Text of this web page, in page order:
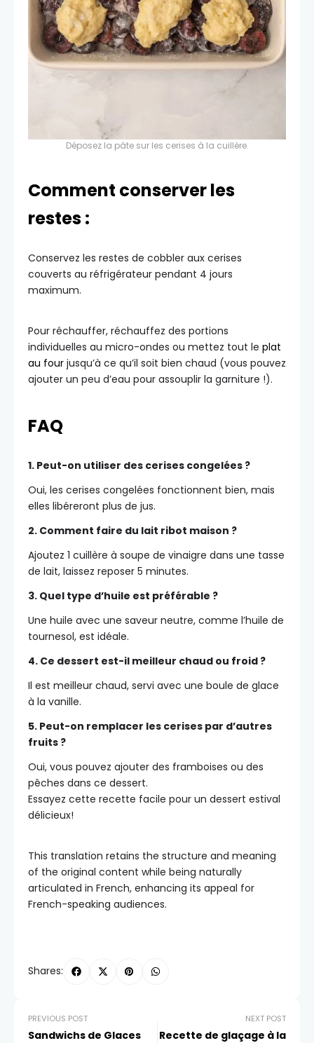
Déposez la pâte sur les cerises à la cuillère.
Comment conserver les
restes :
Conservez les restes de cobbler aux cerises
couverts au réfrigérateur pendant 4 jours
maximum.
Pour réchauffer, réchauffez des portions
individuelles au micro-ondes ou mettez tout le plat
au four jusqu’à ce qu’il soit bien chaud (vous pouvez
ajouter un peu d’eau pour assouplir la garniture !).
FAQ
1. Peut-on utiliser des cerises congelées ?
Oui, les cerises congelées fonctionnent bien, mais
elles libéreront plus de jus.
2. Comment faire du lait ribot maison ?
Ajoutez 1 cuillère à soupe de vinaigre dans une tasse
de lait, laissez reposer 5 minutes.
3. Quel type d’huile est préférable ?
Une huile avec une saveur neutre, comme l’huile de
tournesol, est idéale.
4. Ce dessert est-il meilleur chaud ou froid ?
Il est meilleur chaud, servi avec une boule de glace
à la vanille.
5. Peut-on remplacer les cerises par d’autres
fruits ?
Oui, vous pouvez ajouter des framboises ou des
pêches dans ce dessert.
Essayez cette recette facile pour un dessert estival
délicieux!
This translation retains the structure and meaning
of the original content while being naturally
articulated in French, enhancing its appeal for
French-speaking audiences.
Shares:
PREVIOUS POST
Sandwichs de Glaces
NEXT POST
Recette de glaçage à la